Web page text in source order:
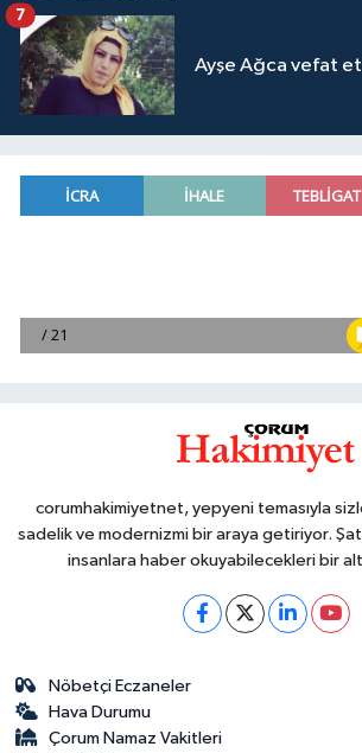
Ayşe Ağca vefat
7
corumhakimiyetnet, yepyeni temasıyla
sadelik ve modernizmi bir araya getiriyor.
insanlara haber okuyabilecekleri bir
Nöbetçi Eczaneler
Hava Durumu
Çorum Namaz Vakitleri